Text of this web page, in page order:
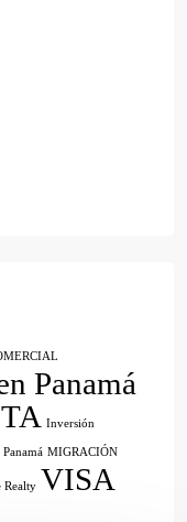
Panamá
Inversión
MIGRACIÓN
Realty VISA